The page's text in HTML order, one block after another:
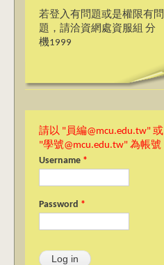
若登入有問題或是權限有問
題，請洽資網處資服組 分
機1999
請以 "員編@mcu.edu.tw" 或
"學號@mcu.edu.tw" 為帳號
Username *
Password *